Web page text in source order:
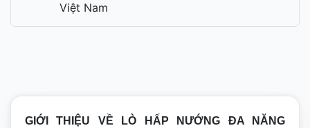
Việt Nam
GIỚI THIỆU VỀ LÒ HẤP NƯỚNG ĐA NĂNG